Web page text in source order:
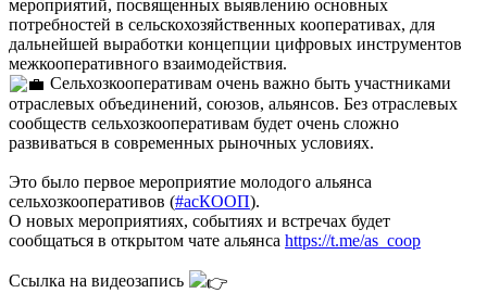
мероприятий, посвященных выявлению основных
потребностей в сельскохозяйственных кооперативах, для
дальнейшей выработки концепции цифровых инструментов
межкооперативного взаимодействия.
Сельхозкооперативам очень важно быть участниками
отраслевых объединений, союзов, альянсов. Без отраслевых
сообществ сельхозкооперативам будет очень сложно
развиваться в современных рыночных условиях.
Это было первое мероприятие молодого альянса
сельхозкооперативов (#асКООП).
О новых мероприятиях, событиях и встречах будет
сообщаться в открытом чате альянса https://t.me/as_coop
Ссылка на видеозапись